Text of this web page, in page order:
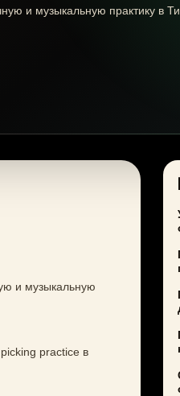
и музыкальную практику в
и музыкальную
practice в